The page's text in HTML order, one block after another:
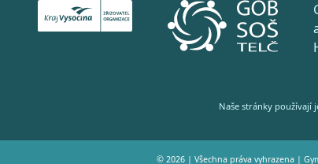
Naše stránky používají
© 2026 | Všechna práva vyhrazena |